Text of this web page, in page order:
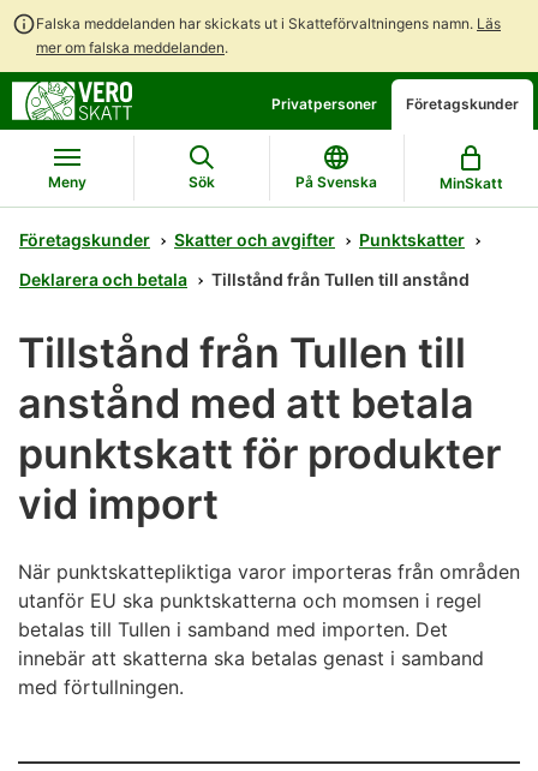
Falska meddelanden har skickats ut i Skatteförvaltningens namn. Läs
mer om falska meddelanden.
direkt
till
innehållet
till
hela
webbplatsens
sökning
Privatpersoner Företagskunder
Meny Sök På Svenska MinSkatt
Företagskunder Skatter och avgifter
Punktskatter
Deklarera och betala
Tillstånd från Tullen till anstånd
Tillstånd från Tullen till
anstånd med att betala
punktskatt för produkter
vid import
När punktskattepliktiga varor importeras från områden
utanför EU ska punktskatterna och momsen i regel
betalas till Tullen i samband med importen. Det
innebär att skatterna ska betalas genast i samband
med förtullningen.